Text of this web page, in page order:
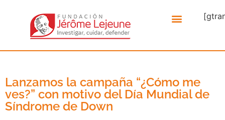
Lanzamos la campaña “¿Cómo me
ves?” con motivo del Día Mundial de
Síndrome de Down